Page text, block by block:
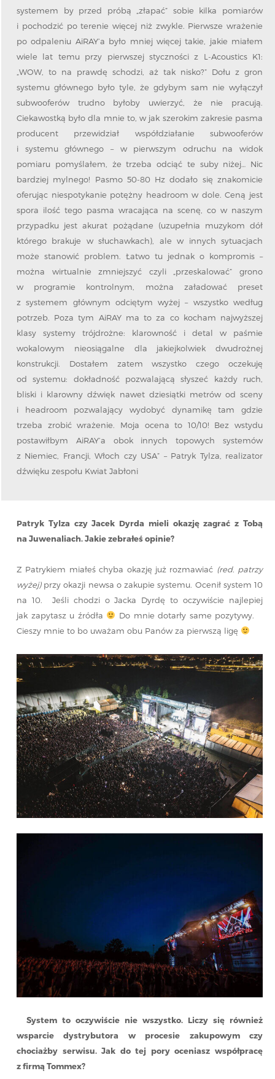
systemem by przed próbą „złapać” sobie kilka pomiarów
i pochodzić po terenie więcej niż zwykle. Pierwsze wrażenie
po odpaleniu AiRAY’a było mniej więcej takie, jakie miałem
wiele lat temu przy pierwszej styczności z L-Acoustics K1:
„WOW, to na prawdę schodzi, aż tak nisko?” Dołu z gron
systemu głównego było tyle, że gdybym sam nie wyłączył
subwooferów trudno byłoby uwierzyć, że nie pracują.
Ciekawostką było dla mnie to, w jak szerokim zakresie pasma
producent przewidział współdziałanie subwooferów
i systemu głównego – w pierwszym odruchu na widok
pomiaru pomyślałem, że trzeba odciąć te suby niżej… Nic
bardziej mylnego! Pasmo 50-80 Hz dodało się znakomicie
oferując niespotykanie potężny headroom w dole. Ceną jest
spora ilość tego pasma wracająca na scenę, co w naszym
przypadku jest akurat pożądane (uzupełnia muzykom dół
którego brakuje w słuchawkach), ale w innych sytuacjach
może stanowić problem. Łatwo tu jednak o kompromis –
można wirtualnie zmniejszyć czyli „przeskalować” grono
w programie kontrolnym, można załadować preset
z systemem głównym odciętym wyżej – wszystko według
potrzeb. Poza tym AiRAY ma to za co kocham najwyższej
klasy systemy trójdrożne: klarowność i detal w paśmie
wokalowym nieosiągalne dla jakiejkolwiek dwudrożnej
konstrukcji. Dostałem zatem wszystko czego oczekuję
od systemu: dokładność pozwalającą słyszeć każdy ruch,
bliski i klarowny dźwięk nawet dziesiątki metrów od sceny
i headroom pozwalający wydobyć dynamikę tam gdzie
trzeba zrobić wrażenie. Moja ocena to 10/10! Bez wstydu
postawiłbym AiRAY’a obok innych topowych systemów
z Niemiec, Francji, Włoch czy USA” – Patryk Tylza, realizator
dźwięku zespołu Kwiat Jabłoni
Patryk Tylza czy Jacek Dyrda mieli okazję zagrać z Tobą
na Juwenaliach. Jakie zebrałeś opinie?
Z Patrykiem miałeś chyba okazję już rozmawiać (red. patrzy
wyżej)przy okazji newsa o zakupie systemu. Ocenił system 10
na 10. Jeśli chodzi o Jacka Dyrdę to oczywiście najlepiej
jak zapytasz u źródła
Do mnie dotarły same pozytywy.
Cieszy mnie to bo uważam obu Panów za pierwszą ligę
System to oczywiście nie wszystko. Liczy się również
wsparcie dystrybutora w procesie zakupowym czy
chociażby serwisu.Jak do tej pory oceniasz współpracę
z firmą Tommex?